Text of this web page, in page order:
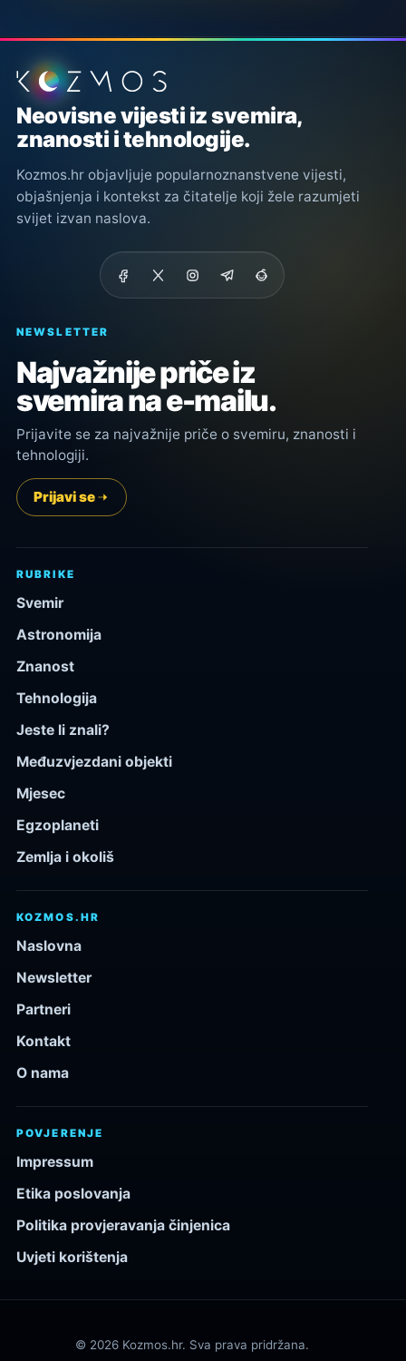
Podnožje stranice
Neovisne vijesti iz svemira,
znanosti i tehnologije.
Kozmos.hr objavljuje popularnoznanstvene vijesti,
objašnjenja i kontekst za čitatelje koji žele razumjeti
svijet izvan naslova.
NEWSLETTER
Najvažnije priče iz
svemira na e-mailu.
Prijavite se za najvažnije priče o svemiru, znanosti i
tehnologiji.
Prijavi se
RUBRIKE
Svemir
Astronomija
Znanost
Tehnologija
Jeste li znali?
Međuzvjezdani objekti
Mjesec
Egzoplaneti
Zemlja i okoliš
KOZMOS.HR
Naslovna
Newsletter
Partneri
Kontakt
O nama
POVJERENJE
Impressum
Etika poslovanja
Politika provjeravanja činjenica
Uvjeti korištenja
© 2026 Kozmos.hr. Sva prava pridržana.